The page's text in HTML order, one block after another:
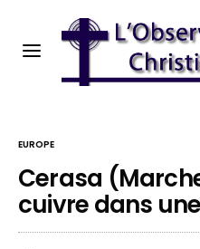
EUROPE
Cerasa
cuivre dans